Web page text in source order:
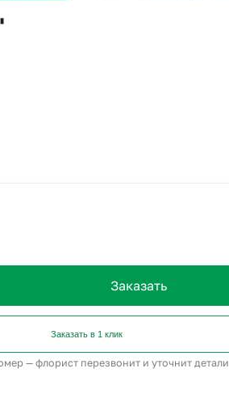
Заказать
Заказать в 1 клик
— флорист перезвонит и уточнит детали